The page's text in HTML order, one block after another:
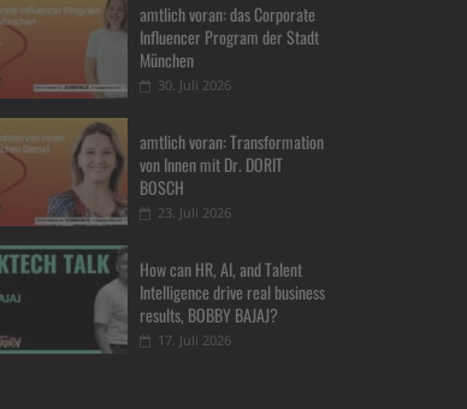
amtlich voran: das Corporate
Influencer Program der Stadt
München
30. Juli 2026
amtlich voran: Transformation
von Innen mit Dr. DORIT
BOSCH
23. Juli 2026
How can HR, AI, and Talent
Intelligence drive real business
results, BOBBY BAJAJ?
17. Juli 2026